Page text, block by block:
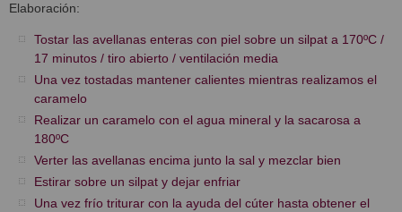
Elaboración:
Tostar las avellanas enteras con piel sobre un silpat a 170ºC /
17 minutos / tiro abierto / ventilación media
Una vez tostadas mantener calientes mientras realizamos el
caramelo
Realizar un caramelo con el agua mineral y la sacarosa a
180ºC
Verter las avellanas encima junto la sal y mezclar bien
Estirar sobre un silpat y dejar enfriar
Una vez frío triturar con la ayuda del cúter hasta obtener el